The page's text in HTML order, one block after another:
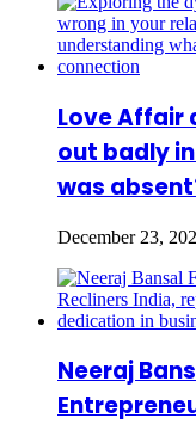
Love Affair
out badly
was
December 23,
Neeraj